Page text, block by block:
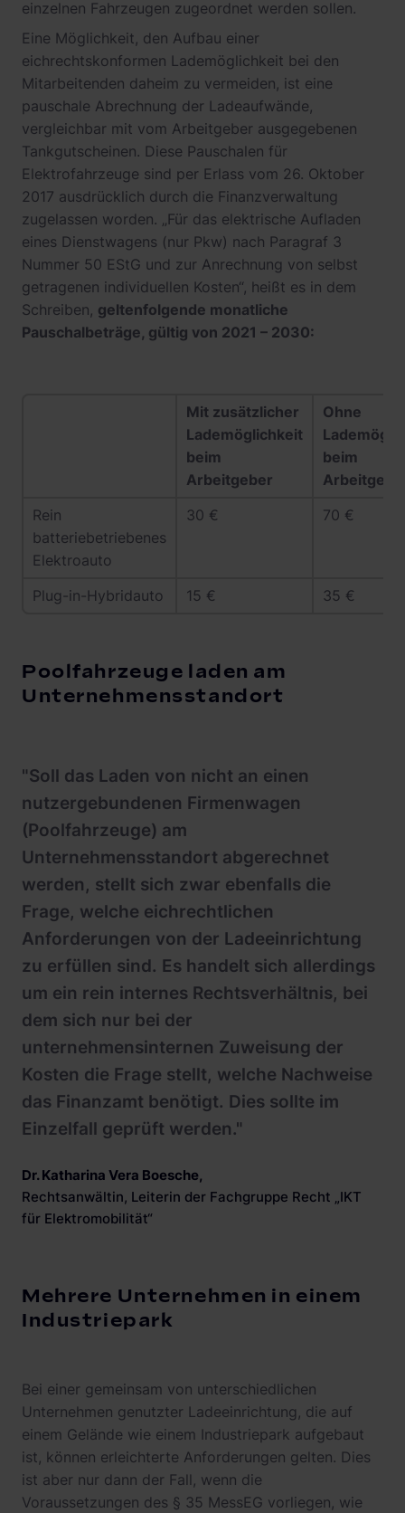
einzelnen Fahrzeugen zugeordnet werden sollen.
Eine Möglichkeit, den Aufbau einer
eichrechtskonformen Lademöglichkeit bei den
Mitarbeitenden daheim zu vermeiden, ist eine
pauschale Abrechnung der Ladeaufwände,
vergleichbar mit vom Arbeitgeber ausgegebenen
Tankgutscheinen. Diese Pauschalen für
Elektrofahrzeuge sind per Erlass vom 26. Oktober
2017 ausdrücklich durch die Finanzverwaltung
zugelassen worden. „Für das elektrische Aufladen
eines Dienstwagens (nur Pkw) nach Paragraf 3
Nummer 50 EStG und zur Anrechnung von selbst
getragenen individuellen Kosten“, heißt es in dem
Schreiben, geltenfolgende monatliche
Pauschalbeträge, gültig von 2021 – 2030:
Mit zusätzlicher
Lademöglichkeit
beim
Arbeitgeber
Ohne
beim
Rein
batteriebetriebenes
Elektroauto
30 € 70 €
Plug-in-Hybridauto 15 € 35 €
Poolfahrzeuge laden am
Unternehmensstandort
"Soll das Laden von nicht an einen
nutzergebundenen Firmenwagen
(Poolfahrzeuge) am
Unternehmensstandort abgerechnet
werden, stellt sich zwar ebenfalls die
Frage, welche eichrechtlichen
Anforderungen von der Ladeeinrichtung
zu erfüllen sind. Es handelt sich allerdings
um ein rein internes Rechtsverhältnis, bei
dem sich nur bei der
unternehmensinternen Zuweisung der
Kosten die Frage stellt, welche Nachweise
das Finanzamt benötigt. Dies sollte im
Einzelfall geprüft werden."
Dr. Katharina Vera Boesche,
Rechtsanwältin, Leiterin der Fachgruppe Recht „IKT
für Elektromobilität“
Mehrere Unternehmen in einem
Industriepark
Bei einer gemeinsam von unterschiedlichen
Unternehmen genutzter Ladeeinrichtung, die auf
einem Gelände wie einem Industriepark aufgebaut
ist, können erleichterte Anforderungen gelten. Dies
ist aber nur dann der Fall, wenn die
Voraussetzungen des § 35 MessEG vorliegen, wie